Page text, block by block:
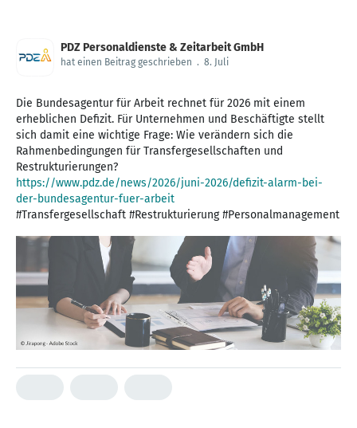
PDZ Personaldienste & Zeitarbeit GmbH
hat einen Beitrag geschrieben . 8. Juli
Die Bundesagentur für Arbeit rechnet für 2026 mit einem
erheblichen Defizit. Für Unternehmen und Beschäftigte stellt
sich damit eine wichtige Frage: Wie verändern sich die
Rahmenbedingungen für Transfergesellschaften und
https://www.pdz.de/news/2026/juni-2026/defizit-alarm-bei-
der-bundesagentur-fuer-arbeit
#Transfergesellschaft #Restrukturierung #Personalmanagement